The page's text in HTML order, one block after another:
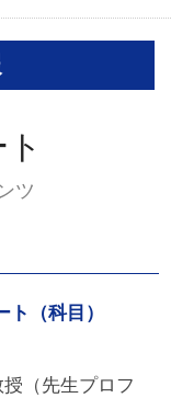
ツ
（科目）
（先生プロフ